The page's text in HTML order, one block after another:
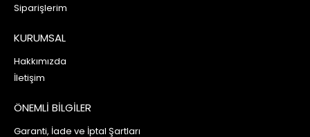
Siparişlerim
KURUMSAL
Hakkımızda
İletişim
ÖNEMLİ BİLGİLER
Garanti, İade ve İptal Şartları